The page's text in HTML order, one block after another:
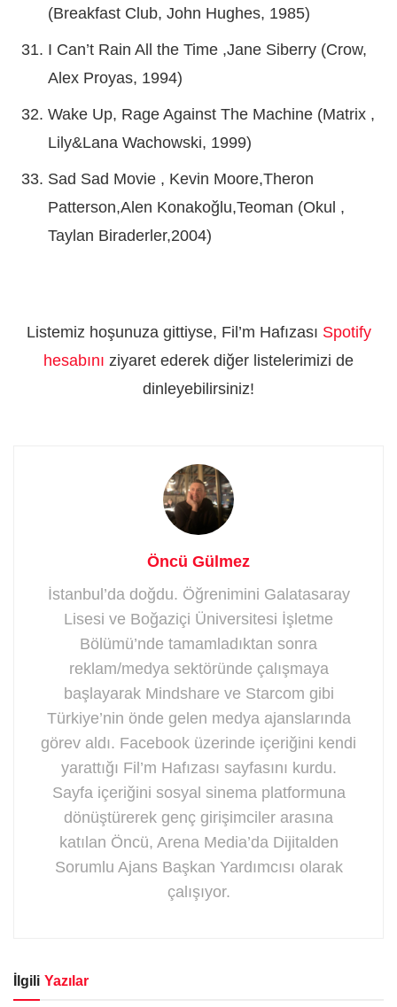
(Breakfast Club, John Hughes, 1985)
I Can’t Rain All the Time ,Jane Siberry (Crow,
Alex Proyas, 1994)
Wake Up, Rage Against The Machine (Matrix ,
Lily&Lana Wachowski, 1999)
Sad Sad Movie , Kevin Moore,Theron
Patterson,Alen Konakoğlu,Teoman (Okul ,
Taylan Biraderler,2004)
Listemiz hoşunuza gittiyse, Fil’m Hafızası Spotify
hesabını ziyaret ederek diğer listelerimizi de
dinleyebilirsiniz!
Öncü Gülmez
İstanbul’da doğdu. Öğrenimini Galatasaray
Lisesi ve Boğaziçi Üniversitesi İşletme
Bölümü’nde tamamladıktan sonra
reklam/medya sektöründe çalışmaya
başlayarak Mindshare ve Starcom gibi
Türkiye’nin önde gelen medya ajanslarında
görev aldı. Facebook üzerinde içeriğini kendi
yarattığı Fil’m Hafızası sayfasını kurdu.
Sayfa içeriğini sosyal sinema platformuna
dönüştürerek genç girişimciler arasına
katılan Öncü, Arena Media’da Dijitalden
Sorumlu Ajans Başkan Yardımcısı olarak
çalışıyor.
İlgili Yazılar